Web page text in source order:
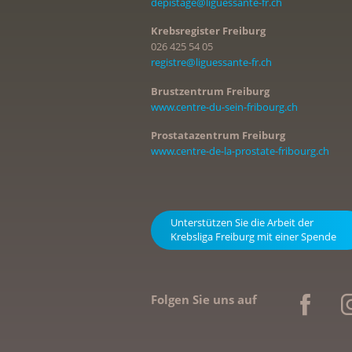
Krebsregister Freiburg
026 425 54 05
registre@liguessante-fr.ch
Brustzentrum Freiburg
www.centre-du-sein-fribourg.ch
Prostatazentrum Freiburg
www.centre-de-la-prostate-fribourg.ch
Unterstützen Sie die Arbeit der
Krebsliga Freiburg mit einer Spende
Folgen Sie uns auf